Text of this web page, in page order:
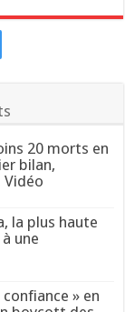
20 morts en
bilan,
Vidéo
la plus haute
une
confiance » en